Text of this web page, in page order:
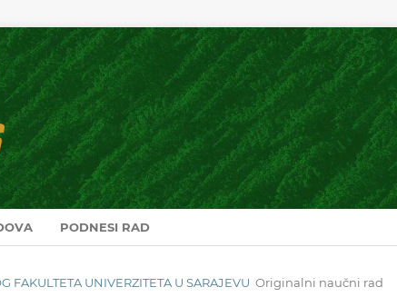
PODNESI RAD
FAKULTETA UNIVERZITETA U SARAJEVU Originalni naučni rad